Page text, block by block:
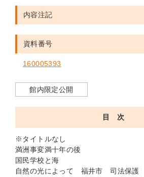
内容注記
資料番号
160005393
館内限定公開
目 次
※タイトルなし
満洲事変満十年の後
国民学校と海
自然の光によって 福井市 司法保護